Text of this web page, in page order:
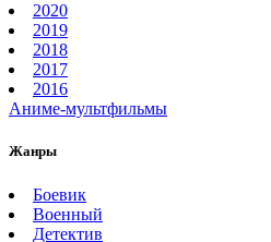
2020
2019
2018
2017
2016
Аниме-мультфильмы
Жанры
Боевик
Военный
Детектив